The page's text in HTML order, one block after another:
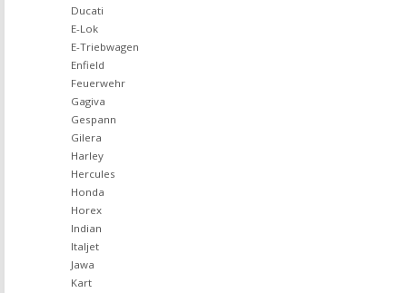
Ducati
E-Lok
E-Triebwagen
Enfield
Feuerwehr
Gagiva
Gespann
Gilera
Harley
Hercules
Honda
Horex
Indian
Italjet
Jawa
Kart